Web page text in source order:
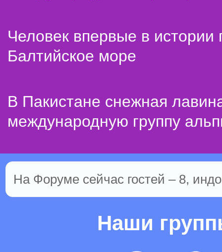
Человек впервые в истории
Балтийское море
В Пакистане снежная
международную группу
На Форуме сейчас гостей – 8,
Наши